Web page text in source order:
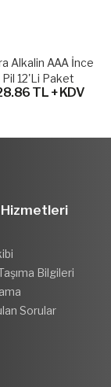
AAA İnce
12'li Paket
TL + KDV
Bilgileri
Sorular